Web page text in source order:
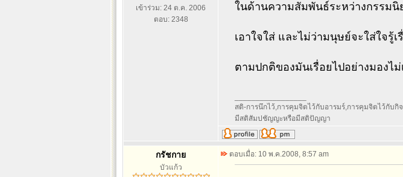
เข้าร่วม: 24 ต.ค. 2006
ตอบ: 2348
ในด้านความสัมพันธ์ระหว่างกรรม
เอาใจใส่ และไม่ว่ามนุษย์จะใส่ใจ
ตามปกติของมันเรื่อยไปอย่างมองไม่
สติ-การนึกไว้,การคุมจิตไว้กับอารมร์,การคุมจิตไว้กับ
มีสติสัมปชัญญะหรือมีสติปัญญา
กรัชกาย
บัวแก้ว
ตอบเมื่อ: 10 พ.ค.2008, 8:57 am